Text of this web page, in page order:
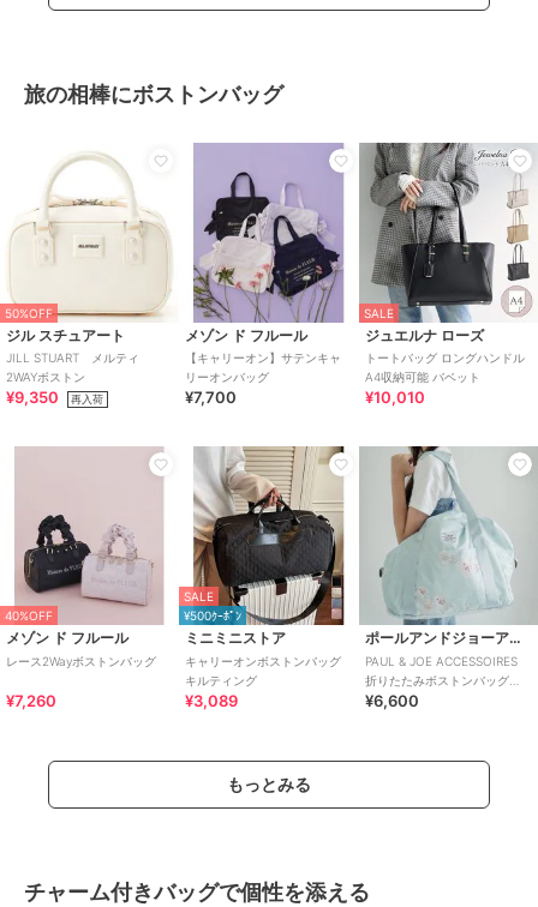
旅の相棒にボストンバッグ
50%OFF
ジル スチュアート
JILL STUART メルティ
2WAYボストン
¥9,350 再入荷
メゾン ド フルール
【キャリーオン】サテンキャ
リーオンバッグ
¥7,700
SALE
ジュエルナ ローズ
トートバッグ ロングハンドル
A4収納可能 バベット
¥10,010
40%OFF
メゾン ド フルール
レース2Wayボストンバッグ
¥7,260
SALE
¥500ｸｰﾎﾟﾝ
ミニミニストア
キャリーオンボストンバッグ
キルティング
¥3,089
ポールアンドジョーアクセソワ
PAUL & JOE ACCESSOIRES
折りたたみボストンバッグ
PJA-B846 花柄
¥6,600
もっとみる
チャーム付きバッグで個性を添える